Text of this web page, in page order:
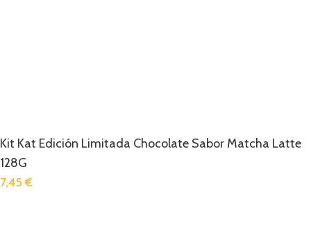
Kit Kat Edición Limitada Chocolate Sabor Matcha Latte
128G
7,45€